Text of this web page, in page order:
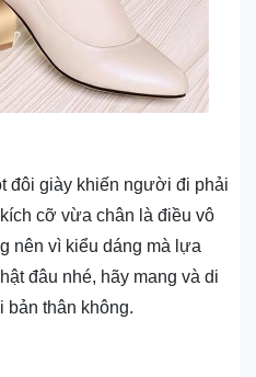
đôi giày khiến người đi phải
cỡ vừa chân là điều vô
nên vì kiểu dáng mà lựa
đâu nhé, hãy mang và di
bản thân không.